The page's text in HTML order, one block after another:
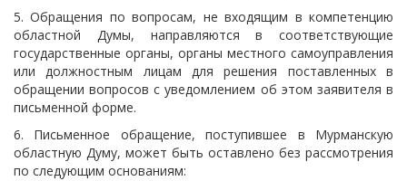
5. Обращения по вопросам, не входящим в компетенцию
областной Думы, направляются в соответствующие
государственные органы, органы местного самоуправления
или должностным лицам для решения поставленных в
обращении вопросов с уведомлением об этом заявителя в
письменной форме.
6. Письменное обращение, поступившее в Мурманскую
областную Думу, может быть оставлено без рассмотрения
по следующим основаниям: